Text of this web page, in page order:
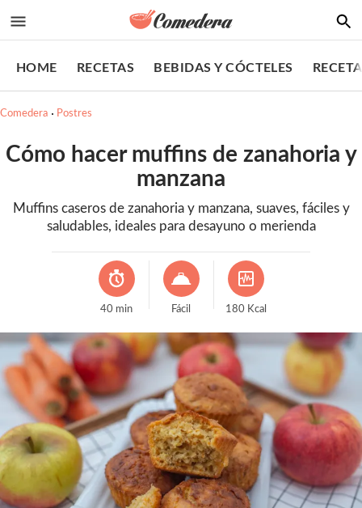
HOME RECETAS BEBIDAS Y CÓCTELES
Comedera Postres
Cómo hacer muffins de zanahoria y
manzana
Muffins caseros de zanahoria y manzana, suaves, fáciles y
saludables, ideales para desayuno o merienda
40 min Fácil 180 Kcal